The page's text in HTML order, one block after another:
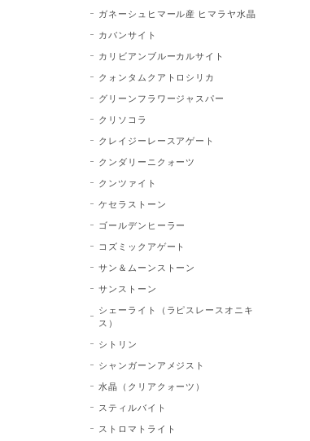
ガネーシュヒマール産 ヒマラヤ水晶
カバンサイト
カリビアンブルーカルサイト
クォンタムクアトロシリカ
グリーンフラワージャスパー
クリソコラ
クレイジーレースアゲート
クンダリーニクォーツ
クンツァイト
ケセラストーン
ゴールデンヒーラー
コズミックアゲート
サン＆ムーンストーン
サンストーン
シェーライト（ラピスレースオニキ
ス）
シトリン
シャンガーンアメジスト
水晶（クリアクォーツ）
スティルバイト
ストロマトライト